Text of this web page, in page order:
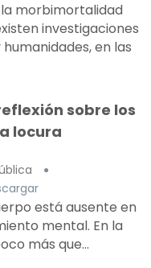
morbimortalidad
investigaciones
en las
sobre los
locura
está ausente en
mental. En la
más que...